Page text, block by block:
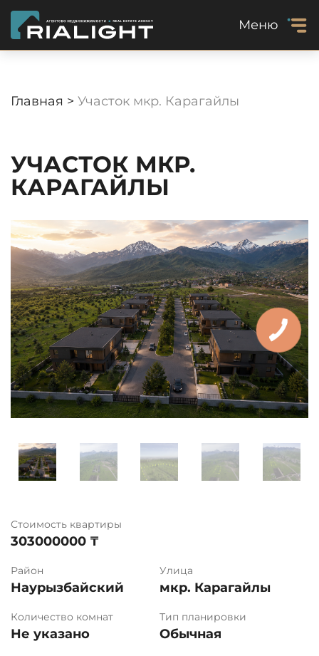
Меню
Главная > Участок мкр. Карагайлы
УЧАСТОК МКР.
КАРАГАЙЛЫ
Стоимость квартиры
303000000 ₸
Район
Наурызбайский
Улица
мкр. Карагайлы
Количество комнат
Не указано
Тип планировки
Обычная